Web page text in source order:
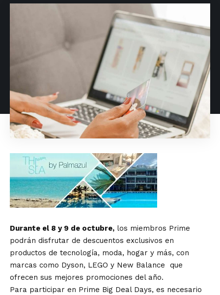
Durante el 8 y 9 de octubre, los miembros Prime
podrán disfrutar de descuentos exclusivos en
productos de tecnología, moda, hogar y más, con
marcas como Dyson, LEGO y New Balance que
ofrecen sus mejores promociones del año.
Para participar en Prime Big Deal Days, es necesario